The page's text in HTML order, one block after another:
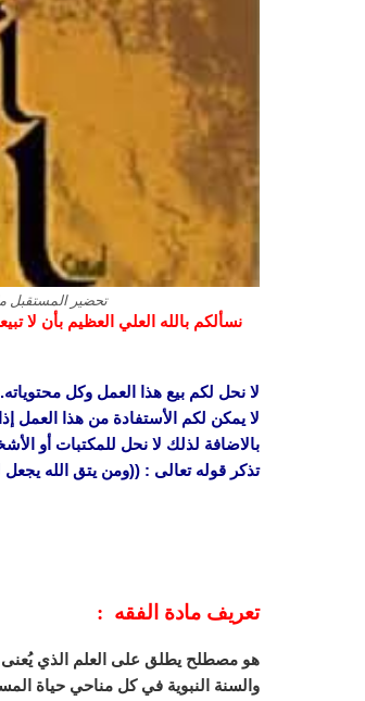
تحضير المستقبل مادة الفقه 2 مسار العلوم الأدبية
نسألكم بالله العلي العظيم بأن لا
لا نحل لكم بيع هذا العمل وكل محتوياته.
لا يمكن لكم الأستفادة من هذا العمل
بالاضافة لذلك لا نحل للمكتبات أو
تذكر قوله تعالى : ((ومن يتق الله
تعريف مادة الفقه :
هو مصطلح يطلق على العلم الذي يُعنى
والسنة النبوية في كل مناحي حياة